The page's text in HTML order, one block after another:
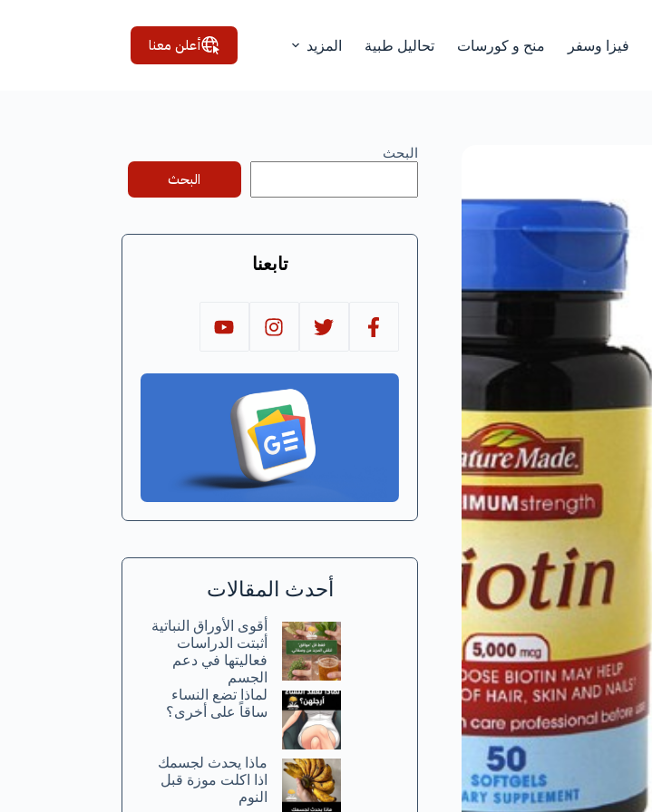
فيزا وسفر منح و كورسات تحاليل طبية المزيد أعلن معنا
البحث
البحث
تابعنا
أحدث المقالات
أقوى الأوراق النباتية
أثبتت الدراسات
فعاليتها في دعم
الجسم
لماذا تضع النساء
ساقاً على أخرى؟
ماذا يحدث لجسمك
اذا اكلت موزة قبل
النوم